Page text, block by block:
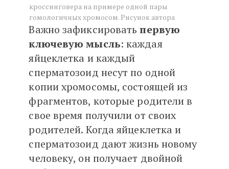
кроссинговера на примере одной пары
гомологичных хромосом. Рисунок автора
Важно зафиксироватьпервую
ключевую мысль: каждая
яйцеклетка и каждый
сперматозоид несут по одной
копии хромосомы, состоящей из
фрагментов, которые родители в
свое время получили от своих
родителей. Когда яйцеклетка и
сперматозоид дают жизнь новому
человеку, он получает двойной